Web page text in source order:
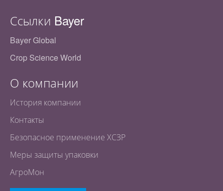
Ссылки Bayer
Bayer Global
Crop Science World
О компании
История компании
Контакты
Безопасное применение ХСЗР
Меры защиты упаковки
АгроМон